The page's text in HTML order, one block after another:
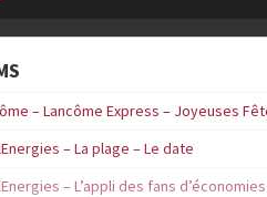
– Lancôme Express – Joyeuses
– La plage – Le date
– L’appli des fans